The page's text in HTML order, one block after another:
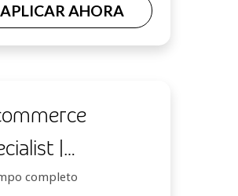
APLICAR AHORA
|
| Japonés
completo